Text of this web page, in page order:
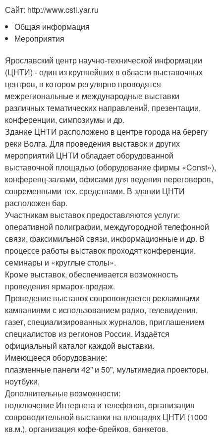
Сайт: http://www.csti.yar.ru
Общая информация
Мероприятия
Ярославский центр научно-технической информации
(ЦНТИ) - один из крупнейших в области выставочных
центров, в котором регулярно проводятся
межрегиональные и международные выставки
различных тематических направлений, презентации,
конференции, симпозиумы и др.
Здание ЦНТИ расположено в центре города на берегу
реки Волга. Для проведения выставок и других
мероприятий ЦНТИ обладает оборудованной
выставочной площадью (оборудование фирмы «Const»),
конференц-залами, офисами для ведения переговоров,
современными тех. средствами. В здании ЦНТИ
расположен бар.
Участникам выставок предоставляются услуги:
оперативной полиграфии, междугородной телефонной
связи, факсимильной связи, информационные и др. В
процессе работы выставок проходят конференции,
семинары и «круглые столы».
Кроме выставок, обеспечивается возможность
проведения ярмарок-продаж.
Проведение выставок сопровождается рекламными
кампаниями с использованием радио, телевидения,
газет, специализированных журналов, приглашением
специалистов из регионов России. Издаётся
официальный каталог каждой выставки.
Имеющееся оборудование:
плазменные панели 42” и 50”, мультимедиа проекторы,
ноутбуки,
Дополнительные возможности:
подключение Интернета и телефонов, организация
сопроводительной выставки на площадях ЦНТИ (1000
кв.м.), организация кофе-брейков, банкетов.